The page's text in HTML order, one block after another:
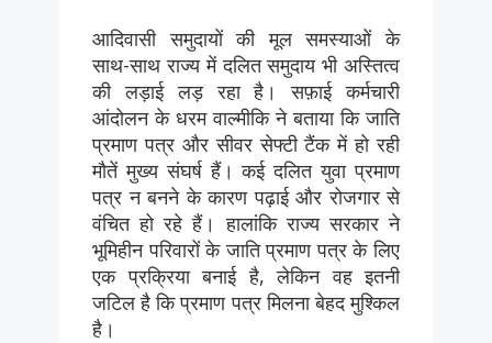
आदिवासी समुदायों की मूल समस्याओं के
साथ-साथ राज्य में दलित समुदाय भी अस्तित्व
की लड़ाई लड़ रहा है। सफ़ाई कर्मचारी
आंदोलन के धरम वाल्मीकि ने बताया कि जाति
प्रमाण पत्र और सीवर सेफ्टी टैंक में हो रही
मौतें मुख्य संघर्ष हैं। कई दलित युवा प्रमाण
पत्र न बनने के कारण पढ़ाई और रोजगार से
वंचित हो रहे हैं। हालांकि राज्य सरकार ने
भूमिहीन परिवारों के जाति प्रमाण पत्र के लिए
एक प्रक्रिया बनाई है, लेकिन वह इतनी
जटिल है कि प्रमाण पत्र मिलना बेहद मुश्किल
है।